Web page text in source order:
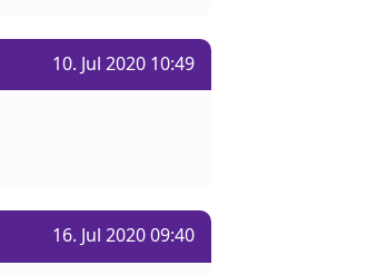
10. Jul 2020 10:49
16. Jul 2020 09:40